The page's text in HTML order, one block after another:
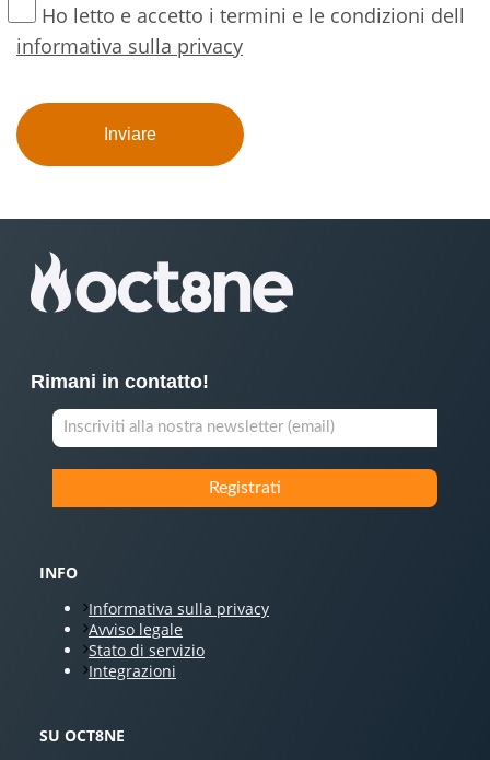
Ho letto e accetto i termini e le condizioni dell
informativa sulla privacy
Rimani in contatto!
INFO
Informativa sulla privacy
Avviso legale
Stato di servizio
Integrazioni
SU OCT8NE